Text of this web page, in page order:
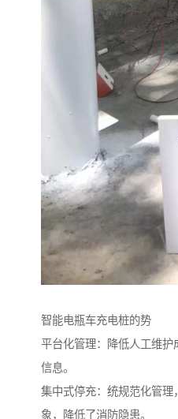
智能电瓶车充电桩的势
平台化管理：降低人工维
信息。
集中式停充：统规范化管
象，降低了消防隐患。